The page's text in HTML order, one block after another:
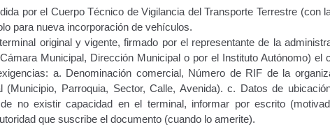
del Vehículo – Servicio Frecuente Vehículos
por el Cuerpo Técnico de Vigilancia del Transporte Terrestre (con
para nueva incorporación de vehículos.
original y vigente, firmado por el representante de la
Municipal, Dirección Municipal o por el Instituto Autónomo) el
a. Denominación comercial, Número de RIF de la
(Municipio, Parroquia, Sector, Calle, Avenida). c. Datos de
no existir capacidad en el terminal, informar por escrito
que suscribe el documento (cuando lo amerite).